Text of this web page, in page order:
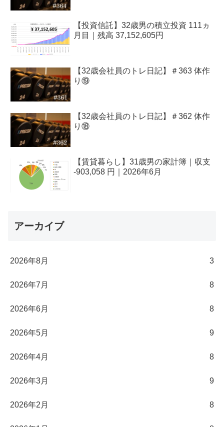
【投資信託】32歳男の積立投資 111ヵ
月目｜残高 37,152,605円
【32歳会社員のトレ日記】＃363 体作
り⑲
【32歳会社員のトレ日記】＃362 体作
り⑱
【賃貸暮らし】31歳男の家計簿｜収支
-903,058 円｜2026年6月
アーカイブ
2026年8月 3
2026年7月 8
2026年6月 8
2026年5月 9
2026年4月 8
2026年3月 9
2026年2月 8